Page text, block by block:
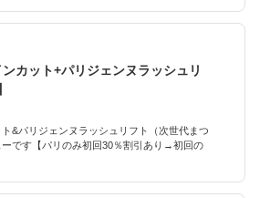
カット+パリジェンヌラッシュリ
ト&パリジェンヌラッシュリフト（次世代まつ
です【パリのみ初回30％割引あり→初回の